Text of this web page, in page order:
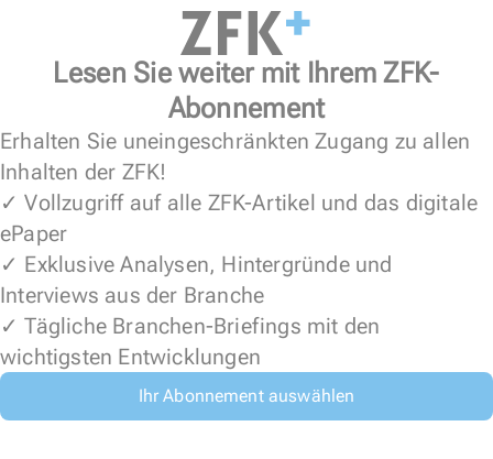
Lesen Sie weiter mit Ihrem ZFK-
Abonnement
Erhalten Sie uneingeschränkten Zugang zu allen
Inhalten der ZFK!
✓ Vollzugriff auf alle ZFK-Artikel und das digitale
ePaper
✓ Exklusive Analysen, Hintergründe und
Interviews aus der Branche
✓ Tägliche Branchen-Briefings mit den
wichtigsten Entwicklungen
Ihr Abonnement auswählen